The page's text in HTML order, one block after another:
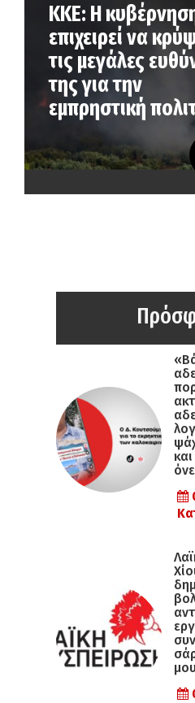
ΚΚΕ: Η
επιχειρεί να
τις μεγάλες
της για την
εμπρηστική